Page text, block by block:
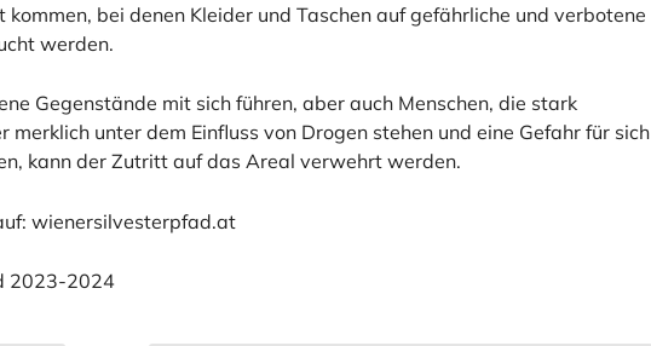
kommen, bei denen Kleider und Taschen auf gefährliche und verbotene
werden.
Gegenstände mit sich führen, aber auch Menschen, die stark
merklich unter dem Einfluss von Drogen stehen und eine Gefahr für sich
kann der Zutritt auf das Areal verwehrt werden.
wienersilvesterpfad.at
2023-2024